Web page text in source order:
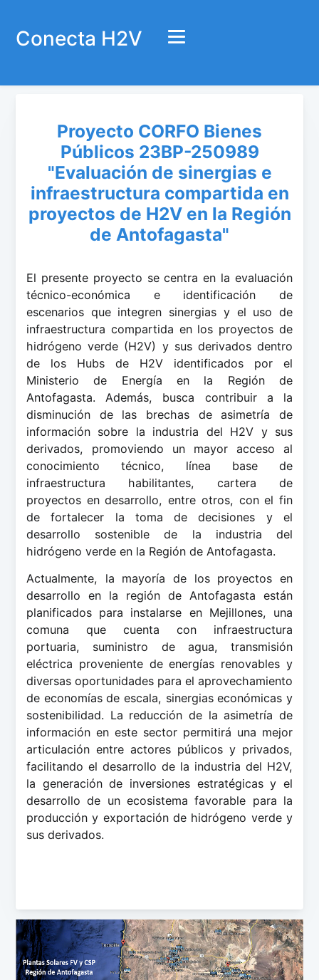
Conecta H2V
Proyecto CORFO Bienes
Públicos 23BP-250989
"Evaluación de sinergias e
infraestructura compartida en
proyectos de H2V en la Región
de Antofagasta"
El presente proyecto se centra en la evaluación
técnico-económica e identificación de
escenarios que integren sinergias y el uso de
infraestructura compartida en los proyectos de
hidrógeno verde (H2V) y sus derivados dentro
de los Hubs de H2V identificados por el
Ministerio de Energí­a en la Región de
Antofagasta. Además, busca contribuir a la
disminución de las brechas de asimetrí­a de
información sobre la industria del H2V y sus
derivados, promoviendo un mayor acceso al
conocimiento técnico, lí­nea base de
infraestructura habilitantes, cartera de
proyectos en desarrollo, entre otros, con el fin
de fortalecer la toma de decisiones y el
desarrollo sostenible de la industria del
hidrógeno verde en la Región de Antofagasta.
Actualmente, la mayorí­a de los proyectos en
desarrollo en la región de Antofagasta están
planificados para instalarse en Mejillones, una
comuna que cuenta con infraestructura
portuaria, suministro de agua, transmisión
eléctrica proveniente de energí­as renovables y
diversas oportunidades para el aprovechamiento
de economí­as de escala, sinergias económicas y
sostenibilidad. La reducción de la asimetrí­a de
información en este sector permitirá una mejor
articulación entre actores públicos y privados,
facilitando el desarrollo de la industria del H2V,
la generación de inversiones estratégicas y el
desarrollo de un ecosistema favorable para la
producción y exportación de hidrógeno verde y
sus derivados.